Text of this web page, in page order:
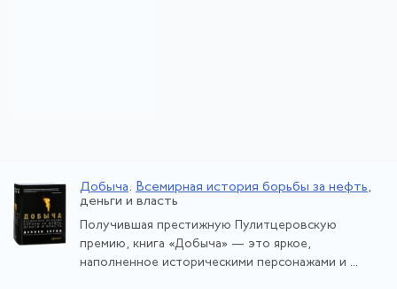
Добыча. Всемирная история борьбы за нефть,
деньги и власть
Получившая престижную Пулитцеровскую
премию, книга «Добыча» — это яркое,
наполненное историческими персонажами и ...